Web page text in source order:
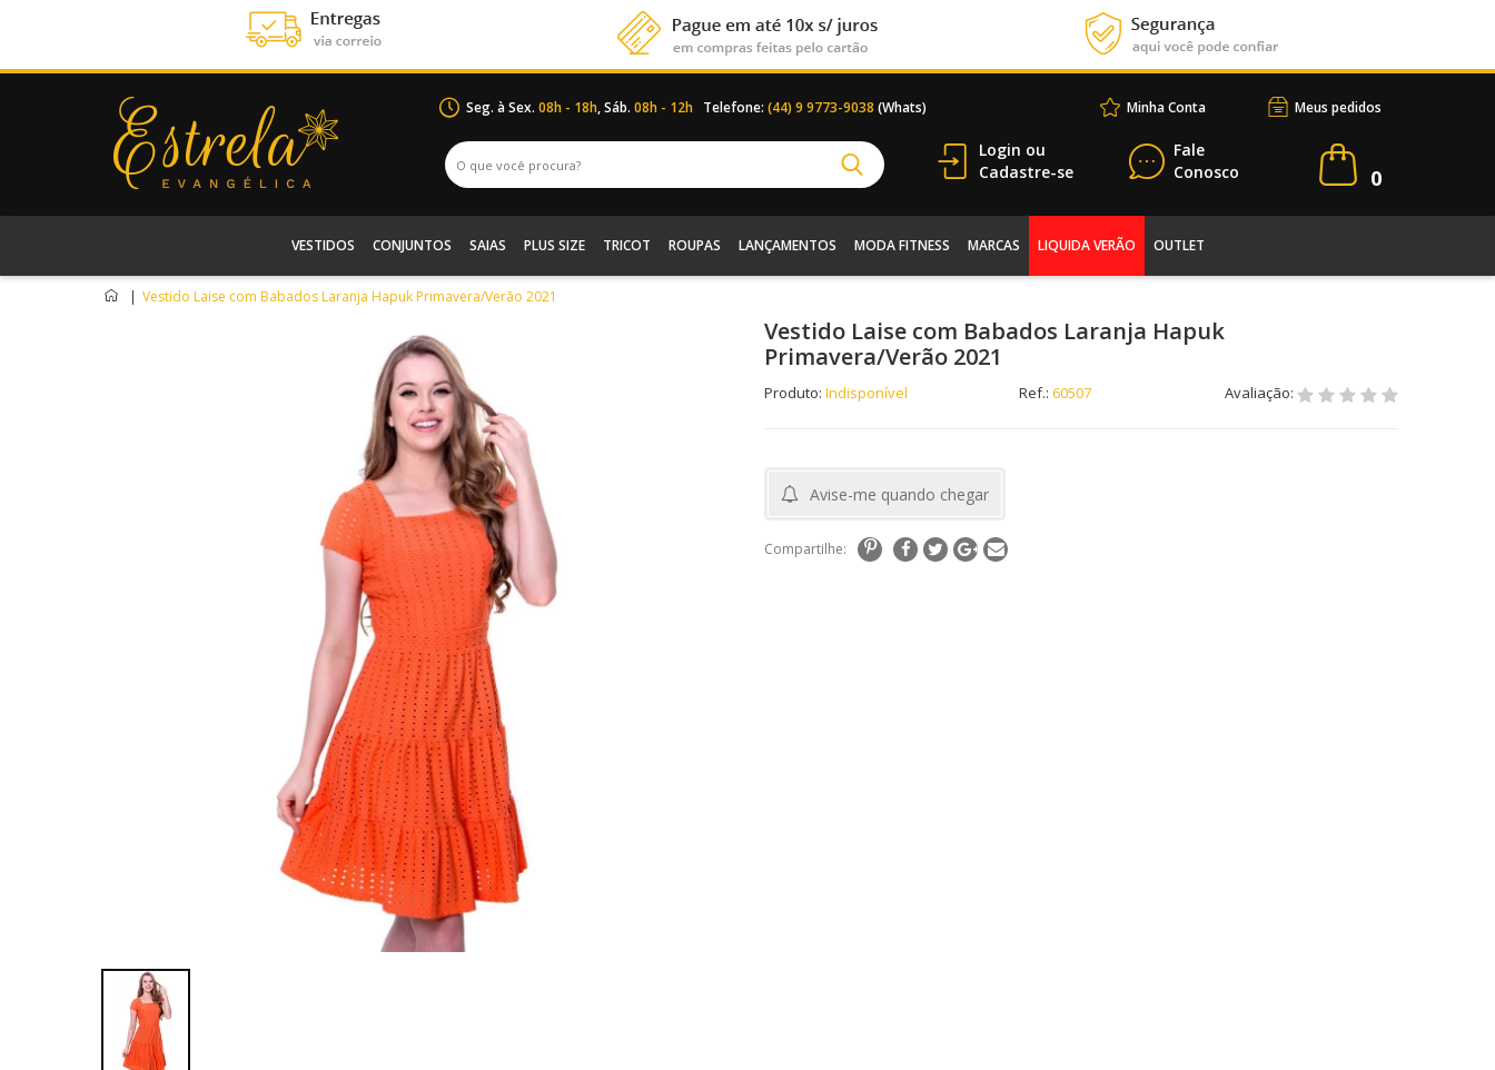
Seg. à Sex. 08h - 18h, Sáb. 08h - 12h Telefone: (44) 9 9773-9038 (Whats) Meus pedidos
Minha Conta
Login ou
Cadastre-se
Fale
Conosco
0
VESTIDOS CONJUNTOS SAIAS PLUS SIZE TRICOT ROUPAS LANÇAMENTOS MODA FITNESS MARCAS LIQUIDA VERÃO OUTLET
| Vestido Laise com Babados Laranja Hapuk Primavera/Verão 2021
Vestido Laise com Babados Laranja Hapuk
Primavera/Verão 2021
Produto: Indisponível Ref.: 60507 Avaliação:
Avise-me quando chegar
Compartilhe: